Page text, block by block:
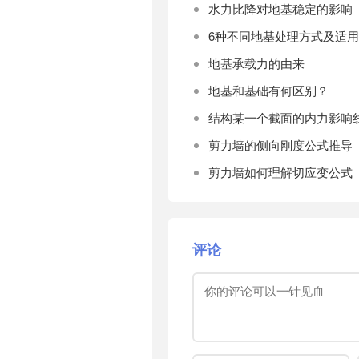
水力比降对地基稳定的影响
6种不同地基处理方式及适
地基承载力的由来
地基和基础有何区别？
结构某一个截面的内力影响
剪力墙的侧向刚度公式推导
剪力墙如何理解切应变公式
评论